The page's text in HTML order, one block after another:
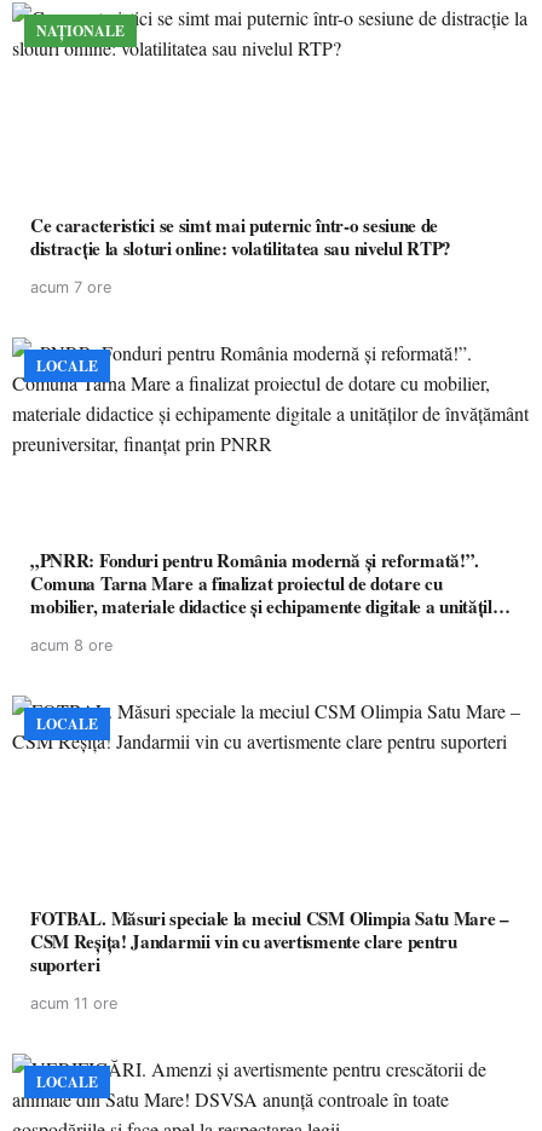
NAȚIONALE
Ce caracteristici se simt mai puternic într-o sesiune de
distracție la sloturi online: volatilitatea sau nivelul RTP?
acum 7 ore
LOCALE
„PNRR: Fonduri pentru România modernă și reformată!”.
Comuna Tarna Mare a finalizat proiectul de dotare cu
mobilier, materiale didactice și echipamente digitale a unităților
acum 8 ore
LOCALE
FOTBAL. Măsuri speciale la meciul CSM Olimpia Satu Mare –
CSM Reșița! Jandarmii vin cu avertismente clare pentru
suporteri
acum 11 ore
LOCALE